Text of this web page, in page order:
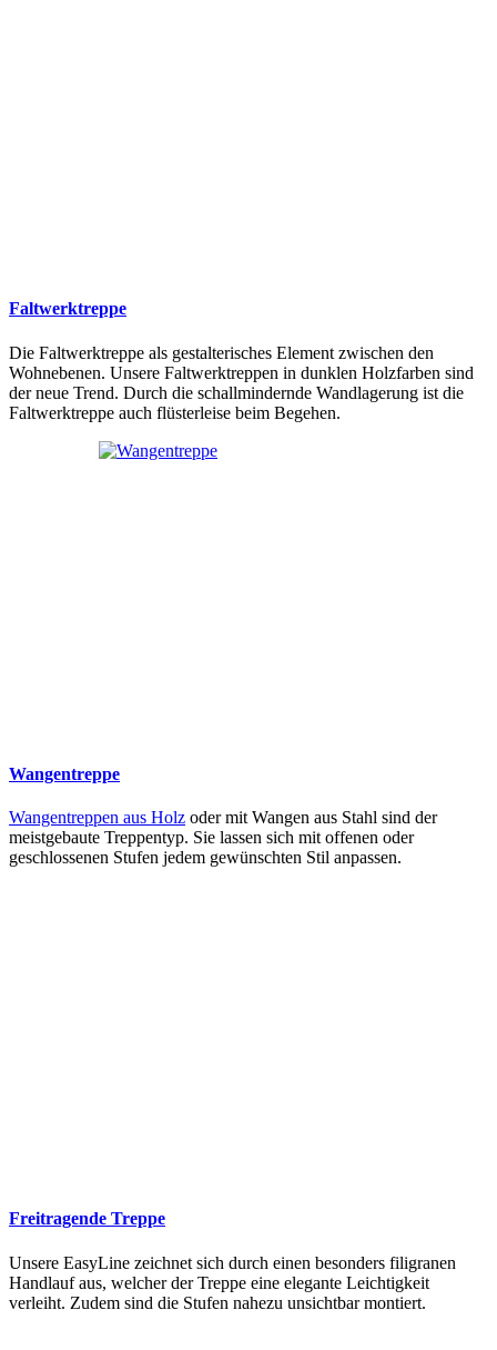
Faltwerktreppe
Die Faltwerktreppe als gestalterisches Element zwischen den
Wohnebenen. Unsere Faltwerktreppen in dunklen Holzfarben sind
der neue Trend. Durch die schallmindernde Wandlagerung ist die
Faltwerktreppe auch flüsterleise beim Begehen.
Wangentreppe
Wangentreppen aus Holz oder mit Wangen aus Stahl sind der
meistgebaute Treppentyp. Sie lassen sich mit offenen oder
geschlossenen Stufen jedem gewünschten Stil anpassen.
Freitragende Treppe
Unsere EasyLine zeichnet sich durch einen besonders filigranen
Handlauf aus, welcher der Treppe eine elegante Leichtigkeit
verleiht. Zudem sind die Stufen nahezu unsichtbar montiert.